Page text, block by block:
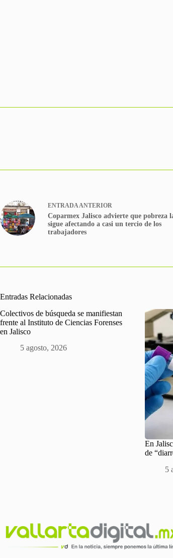
ENTRADA ANTERIOR
Coparmex Jalisco advierte que pobreza
sigue afectando a casi un tercio de los
trabajadores
Entradas Relacionadas
Colectivos de búsqueda se manifiestan
frente al Instituto de Ciencias Forenses
en Jalisco
5 agosto, 2026
En
de
5